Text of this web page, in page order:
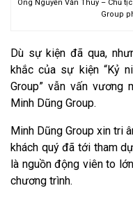
Ông Nguyễn Văn Thuy – Chủ
Group
Dù sự kiện đã qua,
khắc của sự kiện “Kỷ
Group” vẫn vấn vương
Minh Dũng Group.
Minh Dũng Group xin tri
khách quý đã tới tham
là nguồn động viên to
chương trình.